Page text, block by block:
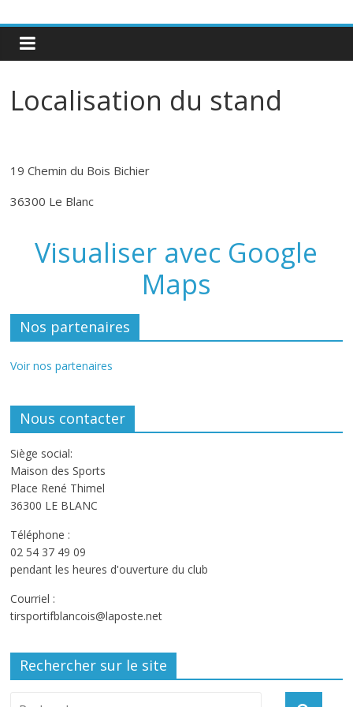
Localisation du stand
19 Chemin du Bois Bichier
36300 Le Blanc
Visualiser avec Google
Maps
Nos partenaires
Voir nos partenaires
Nous contacter
Siège social:
Maison des Sports
Place René Thimel
36300 LE BLANC
Téléphone :
02 54 37 49 09
pendant les heures d'ouverture du club
Courriel :
tirsportifblancois@laposte.net
Rechercher sur le site